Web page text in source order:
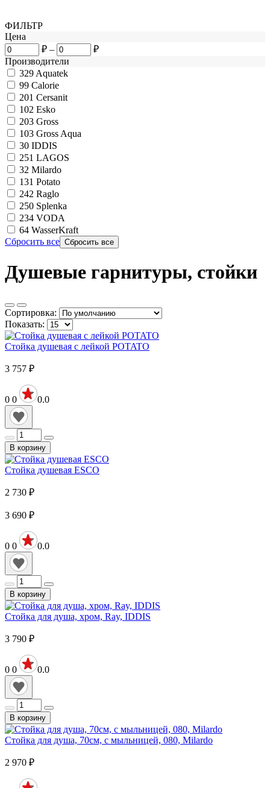
ФИЛЬТР
Цена
₽ –
₽
Производители
329 Aquatek
99 Calorie
201 Cersanit
102 Esko
203 Gross
103 Gross Aqua
30 IDDIS
251 LAGOS
32 Milardo
131 Potato
242 Raglo
250 Splenka
234 VODA
64 WasserKraft
Сбросить все
Душевые гарнитуры, стойки
Сортировка:
Показать:
Стойка душевая с лейкой POTATO
3 757 ₽
0 0 0.0
В корзину
Стойка душевая ESCO
2 730 ₽
3 690 ₽
0 0 0.0
В корзину
Стойка для душа, хром, Ray, IDDIS
3 790 ₽
0 0 0.0
В корзину
Стойка для душа, 70см, с мыльницей, 080, Milardo
2 970 ₽